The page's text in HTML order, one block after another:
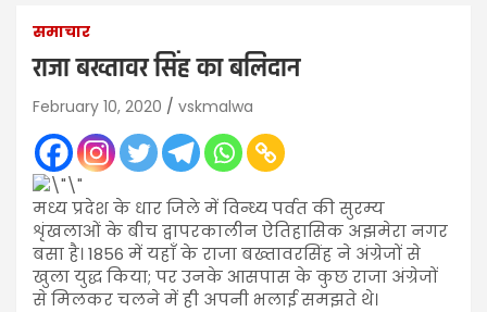
समाचार
राजा बख्तावर सिंह का बलिदान
February 10, 2020 vskmalwa
मध्य प्रदेश के धार जिले में विन्ध्य पर्वत की सुरम्य
शृंखलाओं के बीच द्वापरकालीन ऐतिहासिक अझमेरा नगर
बसा है। 1856 में यहाँ के राजा बख्तावरसिंह ने अंग्रेजों से
खुला युद्ध किया; पर उनके आसपास के कुछ राजा अंग्रेजों
से मिलकर चलने में ही अपनी भलाई समझते थे।